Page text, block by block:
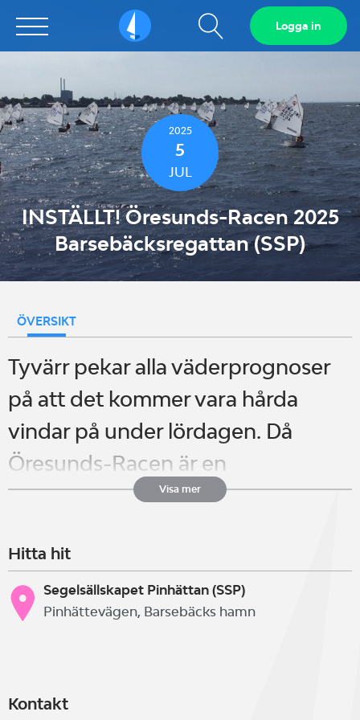
Sailarena Visa
sökfält
Logga in
2025
5
JUL
INSTÄLLT! Öresunds-Racen 2025
Barsebäcksregattan (SSP)
ÖVERSIKT
Tyvärr pekar alla väderprognoser
på att det kommer vara hårda
vindar på under lördagen. Då
Öresunds-Racen är en
nybörjartävling med en övre
ställa in.
Öresunds-Racen är segeltävlingar
Visa mer
Hitta hit
Segelsällskapet Pinhättan (SSP)
Pinhättevägen, Barsebäcks hamn
Kontakt